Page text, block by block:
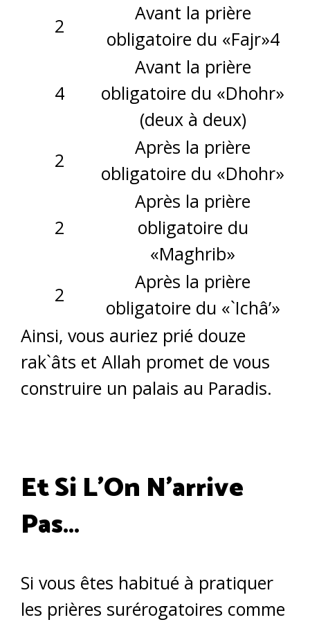
2
Avant la prière
obligatoire du «Fajr»4
4
Avant la prière
obligatoire du «Dhohr»
(deux à deux)
2
Après la prière
obligatoire du «Dhohr»
2
Après la prière
obligatoire du
«Maghrib»
2
Après la prière
obligatoire du «`Ichâ’»
Ainsi, vous auriez prié douze
rak`âts et Allah promet de vous
construire un palais au Paradis.
Et Si L’On N’arrive
Pas…
Si vous êtes habitué à pratiquer
les prières surérogatoires comme